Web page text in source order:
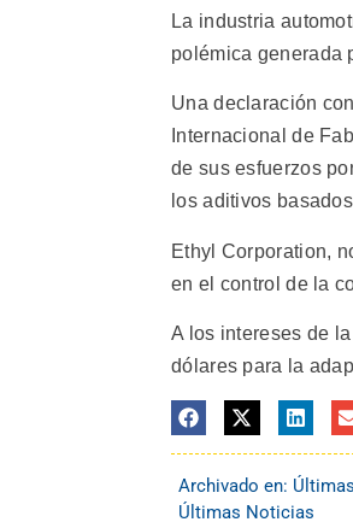
La industria
polémica generada
Una declaración
Internacional de
de sus esfuerzos
los aditivos
Ethyl Corporation,
en el control de la
A los intereses de
dólares para la
Archivado en:
Últimas Noticias